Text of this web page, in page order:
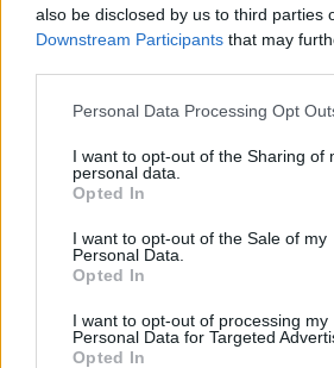
also be disclosed by us to third parties
Downstream Participants that may
Please note that this website/app uses
not limited to your visit or usage
grant or deny consent to Google and
use your data for below specified
consent section.
Personal Data Processing Opt
I want to opt-out of the Sharing of
personal data.
Opted In
I want to opt-out of the Sale of my
Personal Data.
Opted In
I want to opt-out of processing my
Personal Data for Targeted
Opted In